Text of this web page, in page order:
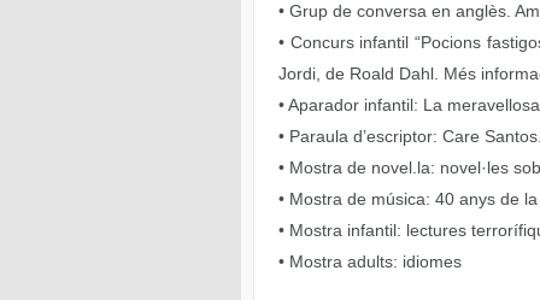
• Grup de conversa en anglès.
• Concurs infantil “Pocions
Jordi, de Roald Dahl. Més
• Aparador infantil: La
• Paraula d’escriptor: Care
• Mostra de novel.la: novel·les
• Mostra de música: 40 anys de
• Mostra infantil: lectures
• Mostra adults: idiomes